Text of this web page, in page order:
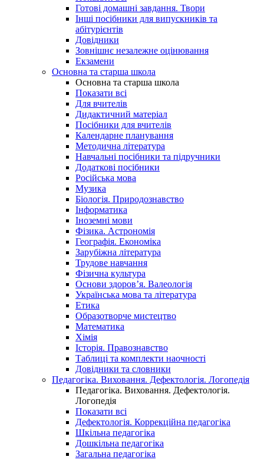
Готові домашні завдання. Твори
Інші посібники для випускників та
абітурієнтів
Довідники
Зовнішнє незалежне оцінювання
Екзамени
Основна та старша школа
Основна та старша школа
Показати всі
Для вчителів
Дидактичний матеріал
Посібники для вчителів
Календарне планування
Методична література
Навчальні посібники та підручники
Додаткові посібники
Російська мова
Музика
Біологія. Природознавство
Інформатика
Іноземні мови
Фізика. Астрономія
Географія. Економіка
Зарубіжна література
Трудове навчання
Фізична культура
Основи здоров’я. Валеологія
Українська мова та література
Етика
Образотворче мистецтво
Математика
Хімія
Історія. Правознавство
Таблиці та комплекти наочності
Довідники та словники
Педагогіка. Виховання. Дефектологія. Логопедія
Педагогіка. Виховання. Дефектологія.
Логопедія
Показати всі
Дефектологія. Коррекційна педагогіка
Шкільна педагогіка
Дошкільна педагогіка
Загальна педагогіка